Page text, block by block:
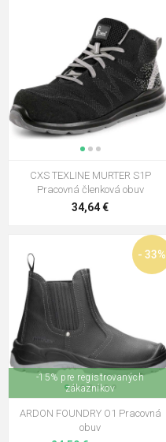
CXS TEXLINE MURTER S1P
Pracovná členková obuv
34,64 €
- 33%
-15% pre registrovaných
zákazníkov
ARDON FOUNDRY O1 Pracovná
obuv